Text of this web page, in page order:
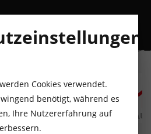
SO
9 MO
10
AUGUST
DI
11
AUGUST
Cookies verwendet.
benötigt, während es
Ihre Nutzererfahrung auf